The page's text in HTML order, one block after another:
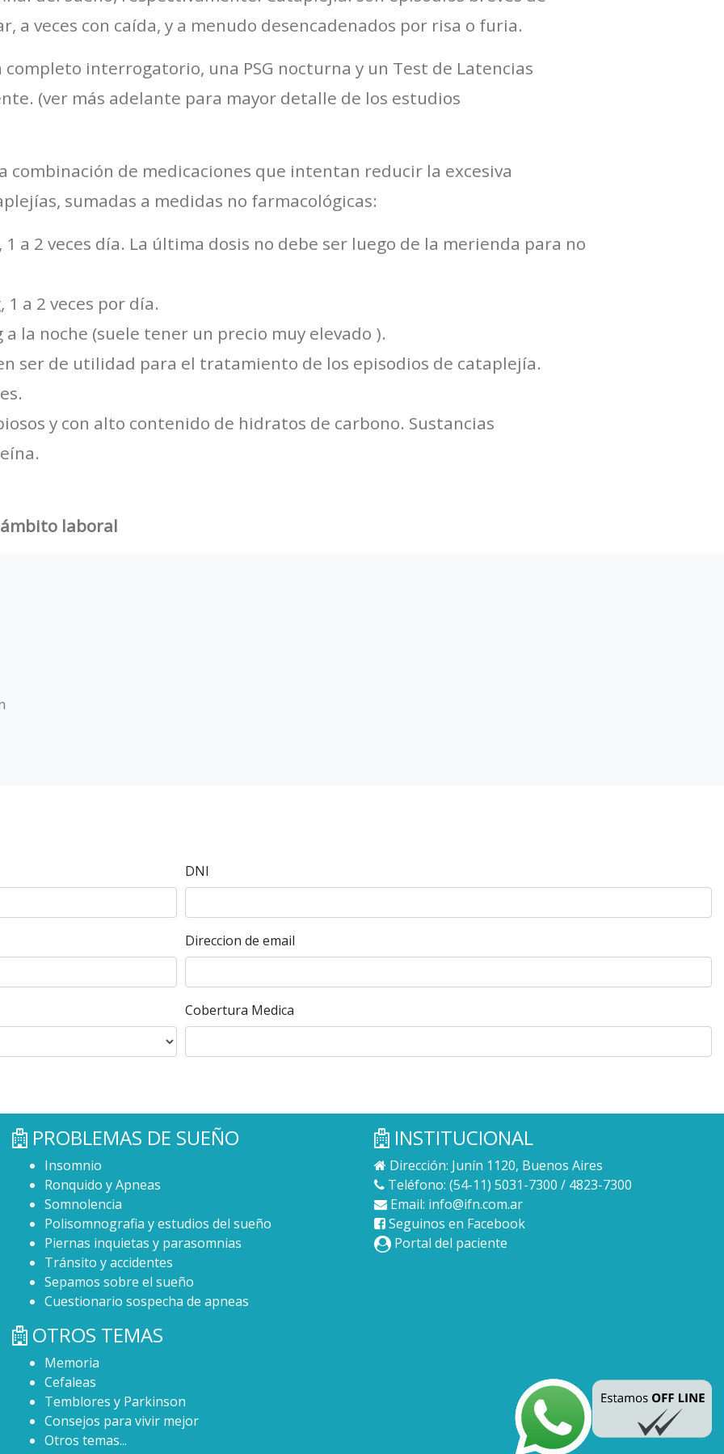
a veces con caída, y a menudo desencadenados por risa o furia.
interrogatorio, una PSG nocturna y un Test de Latencias
(ver más adelante para mayor detalle de los estudios
combinación de medicaciones que intentan reducir la excesiva
sumadas a medidas no farmacológicas:
a 2 veces día. La última dosis no debe ser luego de la merienda para no
a 2 veces por día.
a la noche (suele tener un precio muy elevado ).
ser de utilidad para el tratamiento de los episodios de cataplejía.
y con alto contenido de hidratos de carbono. Sustancias
laboral
DNI
Direccion de email
Cobertura Medica
PROBLEMAS DE SUEÑO
Insomnio
Ronquido y Apneas
Somnolencia
Polisomnografia y estudios del sueño
Piernas inquietas y parasomnias
Tránsito y accidentes
Sepamos sobre el sueño
Cuestionario sospecha de apneas
OTROS TEMAS
Memoria
Cefaleas
Temblores y Parkinson
Consejos para vivir mejor
Otros temas...
INSTITUCIONAL
Dirección: Junín 1120, Buenos Aires
Teléfono: (54-11) 5031-7300 / 4823-7300
Email: info@ifn.com.ar
Seguinos en Facebook
Portal del paciente